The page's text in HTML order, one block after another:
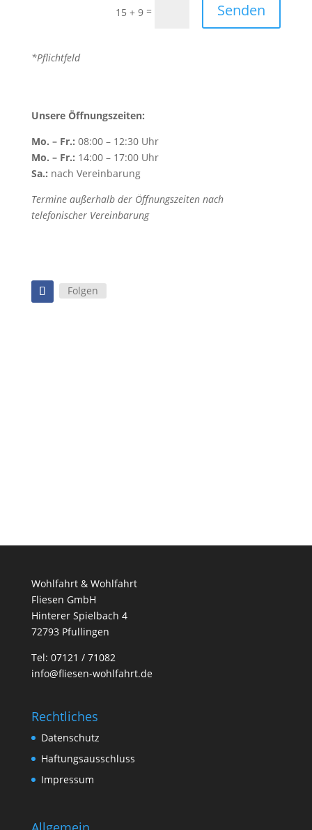
15 + 9 = Senden
*Pflichtfeld
Unsere Öffnungszeiten:
Mo. – Fr.: 08:00 – 12:30 Uhr
Mo. – Fr.: 14:00 – 17:00 Uhr
Sa.: nach Vereinbarung
Termine außerhalb der Öffnungszeiten nach
telefonischer Vereinbarung
Folgen
Wohlfahrt & Wohlfahrt
Fliesen GmbH
Hinterer Spielbach 4
72793 Pfullingen
Tel: 07121 / 71082
info@fliesen-wohlfahrt.de
Rechtliches
Datenschutz
Haftungsausschluss
Impressum